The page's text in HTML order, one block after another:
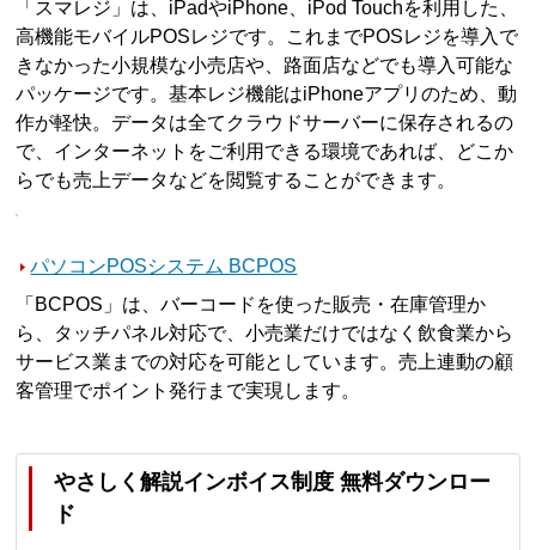
「スマレジ」は、iPadやiPhone、iPod Touchを利用した、
高機能モバイルPOSレジです。これまでPOSレジを導入で
きなかった小規模な小売店や、路面店などでも導入可能な
パッケージです。基本レジ機能はiPhoneアプリのため、動
作が軽快。データは全てクラウドサーバーに保存されるの
で、インターネットをご利用できる環境であれば、どこか
らでも売上データなどを閲覧することができます。
パソコンPOSシステム BCPOS
「BCPOS」は、バーコードを使った販売・在庫管理か
ら、タッチパネル対応で、小売業だけではなく飲食業から
サービス業までの対応を可能としています。売上連動の顧
客管理でポイント発行まで実現します。
やさしく解説インボイス制度 無料ダウンロー
ド